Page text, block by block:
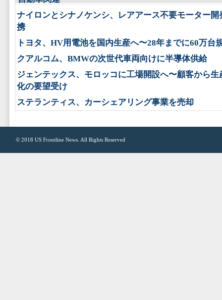
ナイロンとシナノケンシ、レアアース不要モーター開
携
トヨタ、HV用電池を国内生産へ〜28年までに60万台
クアルコム、BMWの次世代車両向けに半導体供給
ジェンテックス、モロッコに工場開設へ〜顧客から生
化の要望受け
ステランティス、カーシェアリング事業を売却
© 2018 US Frontline News . All Rights Reserved